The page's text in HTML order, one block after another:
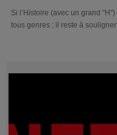
Si l’Histoire (avec un grand
tous genres ; il reste à